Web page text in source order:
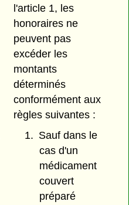
l'article 1, les
honoraires ne
peuvent pas
excéder les
montants
déterminés
conformément aux
règles suivantes :
1. Sauf dans le
cas d'un
médicament
couvert
préparé